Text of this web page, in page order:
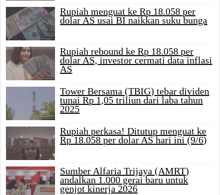
Rupiah menguat ke Rp 18.058 per
dolar AS usai BI naikkan suku bunga
Rupiah rebound ke Rp 18.058 per
dolar AS, investor cermati data inflasi
AS
Tower Bersama (TBIG) tebar dividen
tunai Rp 1,05 triliun dari laba tahun
2025
Rupiah perkasa! Ditutup menguat ke
Rp 18.058 per dolar AS hari ini (9/6)
Sumber Alfaria Trijaya (AMRT)
andalkan 1.000 gerai baru untuk
genjot kinerja 2026